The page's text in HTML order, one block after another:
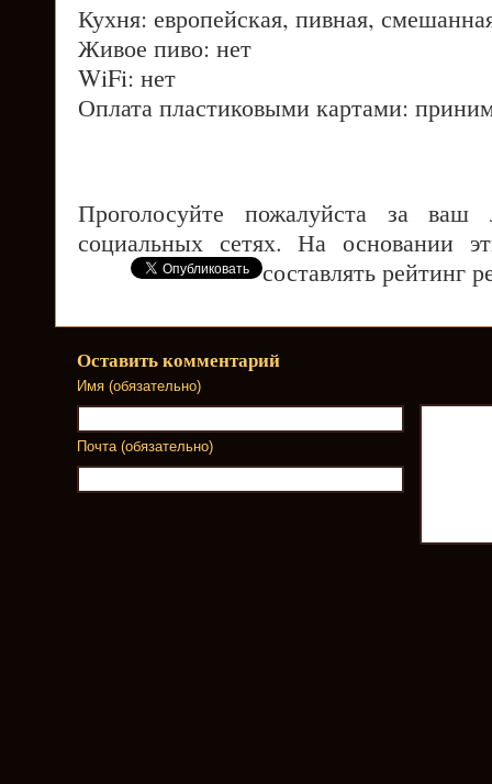
Кухня: европейская, пивная,
Живое пиво: нет
WiFi: нет
Оплата пластиковыми картами:
Проголосуйте пожалуйста за
социальных сетях. На основании
составлять рейтинг
Оставить комментарий
Имя (обязательно)
Почта (обязательно)